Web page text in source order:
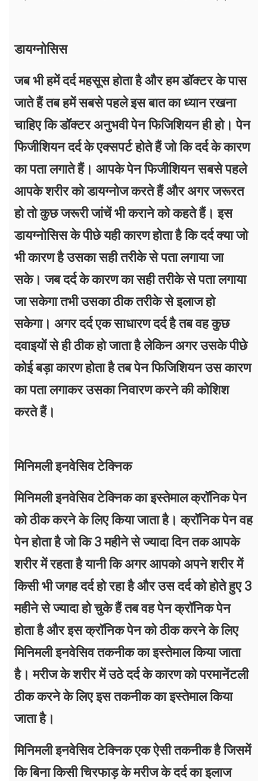
डायग्नोसिस
जब भी हमें दर्द महसूस होता है और हम डॉक्टर के पास
जाते हैं तब हमें सबसे पहले इस बात का ध्यान रखना
चाहिए कि डॉक्टर अनुभवी पेन फिजिशियन ही हो। पेन
फिजीशियन दर्द के एक्सपर्ट होते हैं जो कि दर्द के कारण
का पता लगाते हैं। आपके पेन फिजीशियन सबसे पहले
आपके शरीर को डायग्नोज करते हैं और अगर जरूरत
हो तो कुछ जरूरी जांचें भी कराने को कहते हैं। इस
डायग्नोसिस के पीछे यही कारण होता है कि दर्द क्या जो
भी कारण है उसका सही तरीके से पता लगाया जा
सके। जब दर्द के कारण का सही तरीके से पता लगाया
जा सकेगा तभी उसका ठीक तरीके से इलाज हो
सकेगा। अगर दर्द एक साधारण दर्द है तब वह कुछ
दवाइयों से ही ठीक हो जाता है लेकिन अगर उसके पीछे
कोई बड़ा कारण होता है तब पेन फिजिशियन उस कारण
का पता लगाकर उसका निवारण करने की कोशिश
करते हैं।
मिनिमली इनवेसिव टेक्निक
मिनिमली इनवेसिव टेक्निक का इस्तेमाल क्रॉनिक पेन
को ठीक करने के लिए किया जाता है। क्रॉनिक पेन वह
पेन होता है जो कि 3 महीने से ज्यादा दिन तक आपके
शरीर में रहता है यानी कि अगर आपको अपने शरीर में
किसी भी जगह दर्द हो रहा है और उस दर्द को होते हुए 3
महीने से ज्यादा हो चुके हैं तब वह पेन क्रॉनिक पेन
होता है और इस क्रॉनिक पेन को ठीक करने के लिए
मिनिमली इनवेसिव तकनीक का इस्तेमाल किया जाता
है। मरीज के शरीर में उठे दर्द के कारण को परमानेंटली
ठीक करने के लिए इस तकनीक का इस्तेमाल किया
जाता है।
मिनिमली इनवेसिव टेक्निक एक ऐसी तकनीक है जिसमें
कि बिना किसी चिरफाड़ के मरीज के दर्द का इलाज